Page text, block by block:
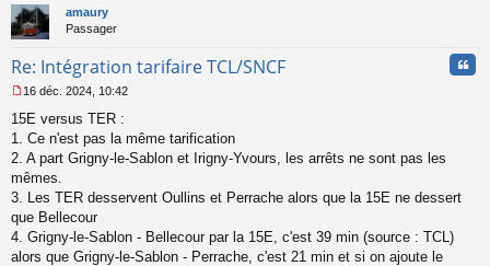
u
amaury
Passager
Re: Intégration tarifaire TCL/SNCF
e
s
s
g
e
n
o
16 déc. 2024, 10:42
15E versus TER :
1. Ce n'est pas la même tarification
2. A part Grigny-le-Sablon et Irigny-Yvours, les arrêts ne sont pas les
mêmes.
3. Les TER desservent Oullins et Perrache alors que la 15E ne dessert
que Bellecour
4. Grigny-le-Sablon - Bellecour par la 15E, c'est 39 min (source : TCL)
alors que Grigny-le-Sablon - Perrache, c'est 21 min et si on ajoute le